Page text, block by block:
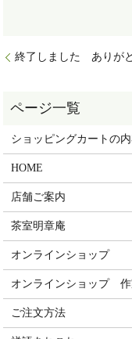
終了しました ありが
ショッピングカートの
HOME
店舗ご案内
茶室明章庵
オンラインショップ
オンラインショップ
ご注文方法